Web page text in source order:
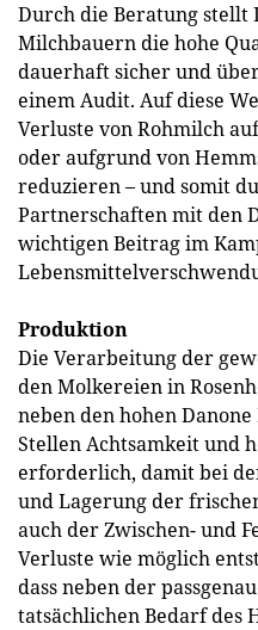
Durch die Beratung stellt
Milchbauern die hohe
dauerhaft sicher und
einem Audit. Auf diese
Verluste von Rohmilch
oder aufgrund von
reduzieren – und somit
Partnerschaften mit den
wichtigen Beitrag im
Produktion
Die Verarbeitung der
den Molkereien in
neben den hohen
Stellen Achtsamkeit und
erforderlich, damit bei
und Lagerung der
auch der Zwischen- und
Verluste wie möglich
dass neben der
tatsächlichen Bedarf des